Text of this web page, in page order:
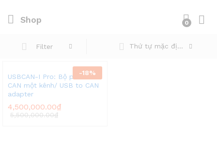
Shop 0
Filter Thứ tự mặc định
-18%
USBCAN-I Pro: Bộ phân tích
CAN một kênh/ USB to CAN
adapter
4,500,000.00₫
5,500,000.00₫